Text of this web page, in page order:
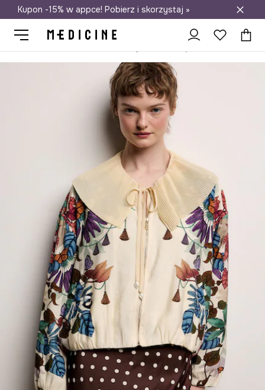
Darmowa dostawa do salonów
Kupon -15% w appce! Pobierz i skorzystaj »